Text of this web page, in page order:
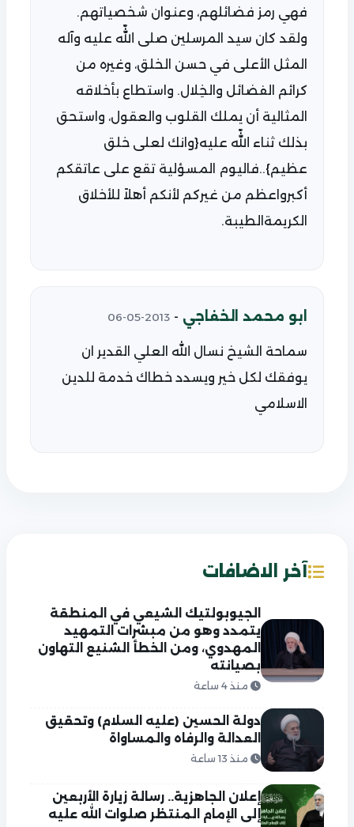
فهي رمز فضائلهم، وعنوان شخصياتهم.
ولقد كان سيد المرسلين صلى اللّه عليه وآله
المثل الأعلى في حسن الخلق، وغيره من
كرائم الفضائل والخِلال. واستطاع بأخلاقه
المثالية أن يملك القلوب والعقول، واستحق
بذلك ثناء اللّه عليه{وانك لعلى خلق
عظيم}..فاليوم المسؤلية تقع على عاتقكم
أكبرواعظم من غيركم لأنكم أهلاً للأخلاق
الكريمةالطيبة.
ابو محمد الخفاجي -
2013-05-06
سماحة الشيخ نسال الله العلي القدير ان
يوفقك لكل خير ويسدد خطاك خدمة للدين
الاسلامي
آخر الاضافات
الجيوبولتيك الشيعي في المنطقة
يتمدد وهو من مبشرات التمهيد
المهدوي، ومن الخطأ الشنيع التهاون
بصيانته
منذ 4 ساعة
دولة الحسين (عليه السلام) وتحقيق
العدالة والرفاه والمساواة
منذ 13 ساعة
إعلان الجاهزية.. رسالة زيارة الأربعين
إلى الإمام المنتظر صلوات الله عليه